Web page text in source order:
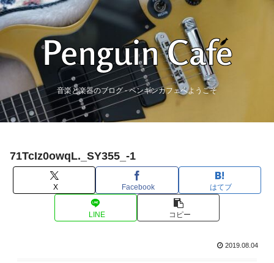
音楽と楽器のブログ - ペンギンカフェへようこそ
71TcIz0owqL._SY355_-1
X Facebook はてブ
LINE コピー
2019.08.04